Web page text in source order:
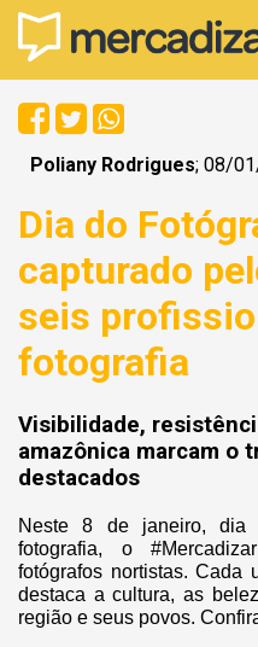
Poliany Rodrigues; 08/
Dia do
capturado
seis
fotografia
Visibilidade,
amazônica marcam o
destacados
Neste 8 de janeiro, dia
fotografia, o
fotógrafos nortistas. Cada
destaca a cultura, as
região e seus povos.